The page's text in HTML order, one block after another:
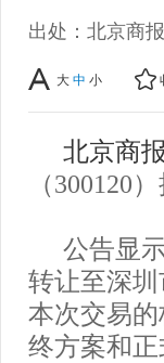
出处：北京商报
大 中 小
北京商报
（300120
公告显
转让至深
本次交易
终方案和